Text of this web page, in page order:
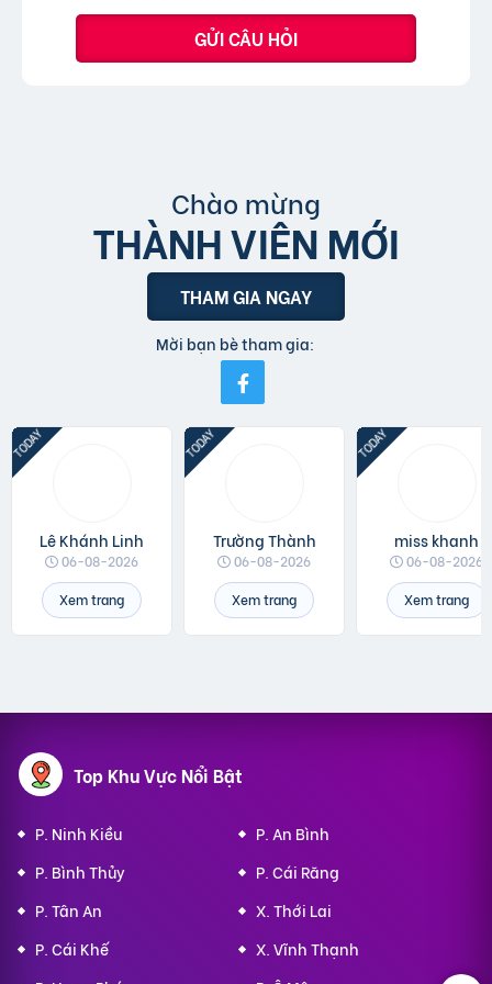
GỬI CÂU HỎI
Chào mừng
THÀNH VIÊN MỚI
THAM GIA NGAY
Mời bạn bè tham gia:
Lê Khánh Linh
06-08-2026
Xem trang
Trường Thành
06-08-2026
Xem trang
miss khanh
06-08-2026
Xem trang
Top Khu Vực Nổi Bật
P. Ninh Kiều
P. An Bình
P. Bình Thủy
P. Cái Răng
P. Tân An
X. Thới Lai
P. Cái Khế
X. Vĩnh Thạnh